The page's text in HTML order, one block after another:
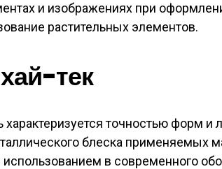
и изображениях при
растительных элементов.
тек
точностью форм и
блеска применяемых
использованием в современного